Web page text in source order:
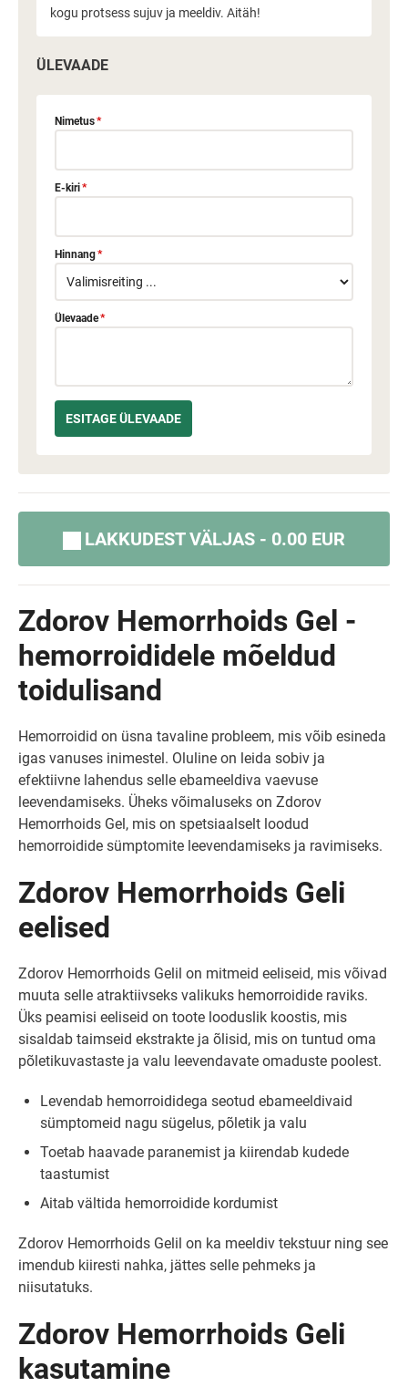
kogu protsess sujuv ja meeldiv. Aitäh!
ÜLEVAADE
Nimetus*
E-kiri*
Hinnang*
Ülevaade*
LAKKUDEST VÄLJAS - 0.00 EUR
Zdorov Hemorrhoids Gel -
hemorroididele mõeldud
toidulisand
Hemorroidid on üsna tavaline probleem, mis võib esineda
igas vanuses inimestel. Oluline on leida sobiv ja
efektiivne lahendus selle ebameeldiva vaevuse
leevendamiseks. Üheks võimaluseks on Zdorov
Hemorrhoids Gel, mis on spetsiaalselt loodud
hemorroidide sümptomite leevendamiseks ja ravimiseks.
Zdorov Hemorrhoids Geli
eelised
Zdorov Hemorrhoids Gelil on mitmeid eeliseid, mis võivad
muuta selle atraktiivseks valikuks hemorroidide raviks.
Üks peamisi eeliseid on toote looduslik koostis, mis
sisaldab taimseid ekstrakte ja õlisid, mis on tuntud oma
põletikuvastaste ja valu leevendavate omaduste poolest.
Levendab hemorroididega seotud ebameeldivaid
sümptomeid nagu sügelus, põletik ja valu
Toetab haavade paranemist ja kiirendab kudede
taastumist
Aitab vältida hemorroidide kordumist
Zdorov Hemorrhoids Gelil on ka meeldiv tekstuur ning see
imendub kiiresti nahka, jättes selle pehmeks ja
niisutatuks.
Zdorov Hemorrhoids Geli
kasutamine